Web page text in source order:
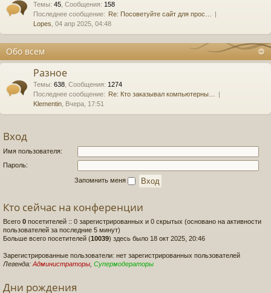
Темы: 45 Сообщения: 158
Последнее сообщение: Re: Посоветуйте сайт для прос…
Lopes , 04 апр 2025, 04:48
Обо всем
Разное
Темы: 638 Сообщения: 1274
Последнее сообщение: Re: Кто заказывал компьютерны…
Klementin , Вчера, 17:51
Вход
Имя пользователя:
Пароль:
Запомнить меня
Кто сейчас на конференции
Всего 0 посетителей :: 0 зарегистрированных и 0 скрытых (основано на активности
пользователей за последние 5 минут)
Больше всего посетителей (10039) здесь было 18 окт 2025, 20:46
Зарегистрированные пользователи: нет зарегистрированных пользователей
Легенда: Администраторы Супермодераторы
Дни рождения